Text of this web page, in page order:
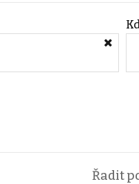
Řadit